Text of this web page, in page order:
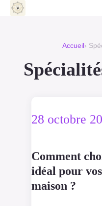
Accueil ›
28 octobre
Comment
idéal pour
maison ?